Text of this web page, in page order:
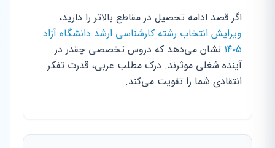
اگر قصد ادامه تحصیل در مقاطع بالاتر را دارید،
ویرایش انتخاب رشته کارشناسی ارشد دانشگاه آزاد
۱۴۰۵ نشان می‌دهد که دروس تخصصی چقدر در
آینده شغلی موثرند. درک مطلب عربی، قدرت تفکر
انتقادی شما را تقویت می‌کند.